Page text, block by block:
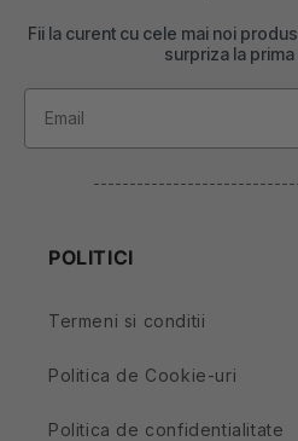
Fii la curent cu cele mai noi
surpriza la
POLITICI
Termeni si conditii
Politica de Cookie-uri
Politica de confidentialitate